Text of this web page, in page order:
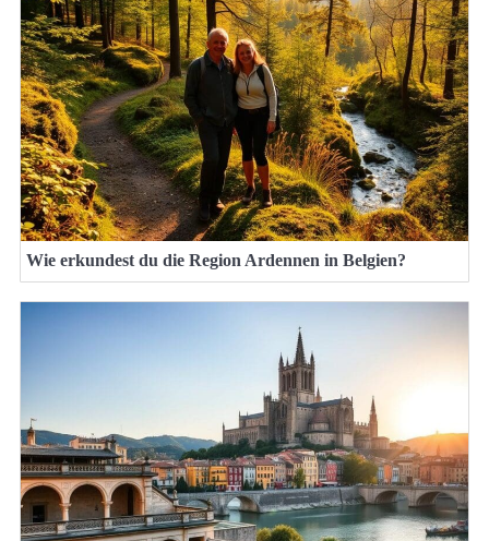
Wie erkundest du die Region Ardennen in Belgien?